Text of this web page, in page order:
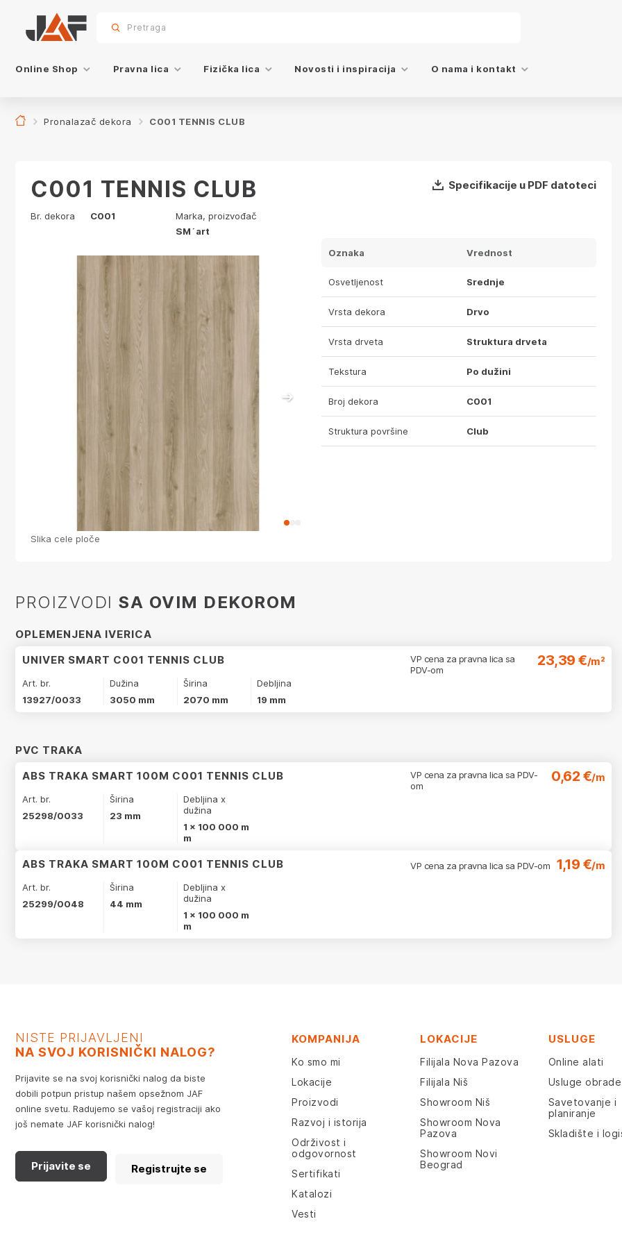
sr.skip-to.main-content
sr.skip-to.table-of-contents
sr.skip-to.main-navigation
Pretraga
Online Shop Pravna lica Fizička lica Novosti i inspiracija O nama i kontakt
Pronalazač dekora C001 TENNIS CLUB
C001 TENNIS CLUB
Br. dekora C001
Marka, proizvođač
SM´art
Slika cele ploče
Specifikacije u PDF datoteci
Oznaka Vrednost
Osvetljenost Srednje
Vrsta dekora Drvo
Vrsta drveta Struktura drveta
Tekstura Po dužini
Broj dekora C001
Struktura površine Club
PROIZVODI SA OVIM DEKOROM
OPLEMENJENA IVERICA
UNIVER SMART C001 TENNIS CLUB
Art. br.
13927/0033
Dužina
3050 mm
Širina
2070 mm
Debljina
19 mm
VP cena za pravna lica sa
PDV-om
23,39 €/m²
PVC TRAKA
ABS TRAKA SMART 100M C001 TENNIS CLUB
Art. br.
25298/0033
Širina
23 mm
Debljina x
dužina
1 x 100 000 m
m
VP cena za pravna lica sa PDV-
om
0,62 €/m
ABS TRAKA SMART 100M C001 TENNIS CLUB
Art. br.
25299/0048
Širina
44 mm
Debljina x
dužina
1 x 100 000 m
m
VP cena za pravna lica sa PDV-om 1,19 €/m
NISTE PRIJAVLJENI
NA SVOJ KORISNIČKI NALOG?
Prijavite se na svoj korisnički nalog da biste
dobili potpun pristup našem opsežnom JAF
online svetu. Radujemo se vašoj registraciji ako
još nemate JAF korisnički nalog!
Prijavite se Registrujte se
KOMPANIJA
Ko smo mi
Lokacije
Proizvodi
Razvoj i istorija
Održivost i
odgovornost
Sertifikati
Katalozi
Vesti
LOKACIJE
Filijala Nova Pazova
Filijala Niš
Showroom Niš
Showroom Nova
Pazova
Showroom Novi
Beograd
USLUGE
Online alati
Usluge obrade
Savetovanje i
planiranje
Skladište i